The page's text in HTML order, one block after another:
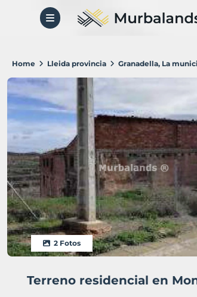
Home Lleida provincia Granadella, La
2 Fotos
Terreno residencial en